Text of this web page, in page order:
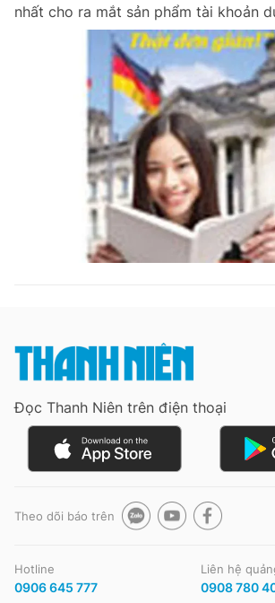
nhất cho ra mắt sản phẩm tài khoản
Đọc Thanh Niên trên điện thoại
Theo dõi báo trên
Hotline
0906 645 777
Liên hệ
0908 780